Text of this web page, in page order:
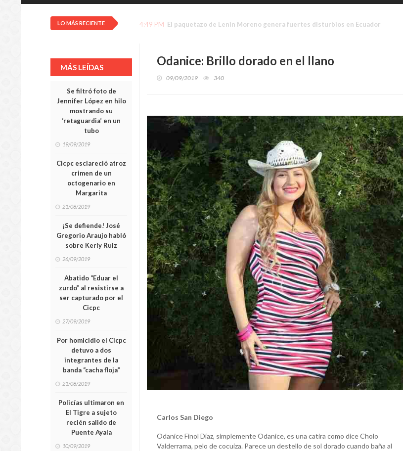
LO MÁS RECIENTE 4:26 PM Tras las rejas microtraficante de marihuana en sector Bolivariano de El Tigre
MÁS LEÍDAS
Se filtró foto de
Jennifer López en hilo
mostrando su
‘retaguardia’ en un
tubo
19/09/2019
Cicpc esclareció atroz
crimen de un
octogenario en
Margarita
21/08/2019
¡Se defiende! José
Gregorio Araujo habló
sobre Kerly Ruiz
26/09/2019
Abatido “Eduar el
zurdo” al resistirse a
ser capturado por el
Cicpc
27/09/2019
Por homicidio el Cicpc
detuvo a dos
integrantes de la
banda “cacha floja”
21/08/2019
Policías ultimaron en
El Tigre a sujeto
recién salido de
Puente Ayala
10/09/2019
Odanice: Brillo dorado en el llano
09/09/2019 340
Carlos San Diego
Odanice Finol Díaz, simplemente Odanice, es una catira como dice Cholo
Valderrama, pelo de cocuiza. Parece un destello de sol dorado cuando baña al